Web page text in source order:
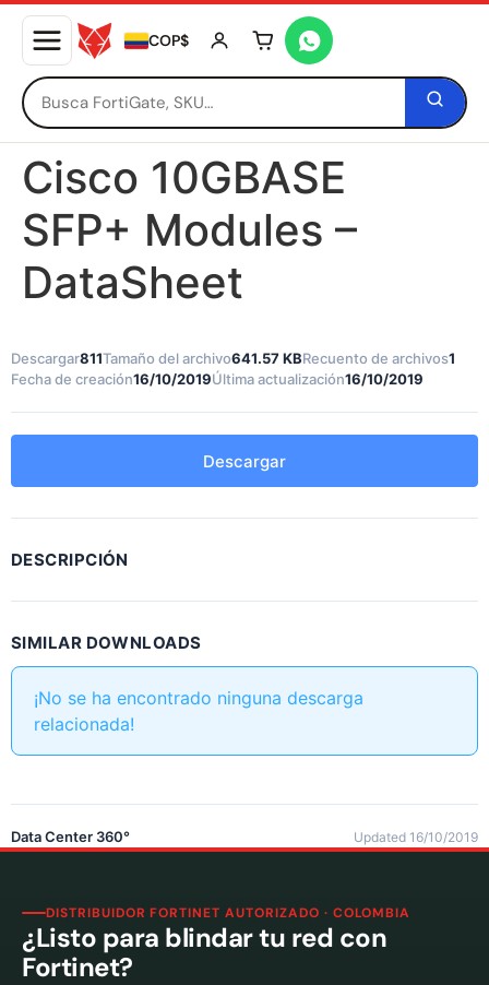
COP$ Tu carrito está vacío
Cisco 10GBASE
SFP+ Modules –
DataSheet
Descargar811Tamaño del archivo641.57 KBRecuento de archivos1
Fecha de creación16/10/2019Última actualización16/10/2019
Descargar
DESCRIPCIÓN
SIMILAR DOWNLOADS
¡No se ha encontrado ninguna descarga
relacionada!
Data Center 360° Updated 16/10/2019
DISTRIBUIDOR FORTINET AUTORIZADO · COLOMBIA
¿Listo para blindar tu red con
Fortinet?